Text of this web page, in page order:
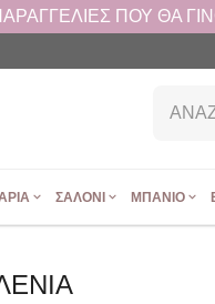
ΠΟΥ ΘΑ
ΣΑΛΌΝΙ ΜΠΆΝΙΟ